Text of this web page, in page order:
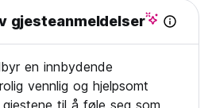
gjesteanmeldelser
en innbydende
vennlig og hjelpsomt
til å føle seg som